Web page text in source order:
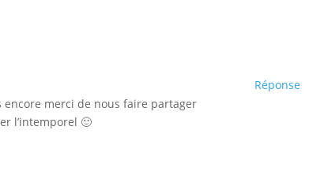
merci de nous faire partager
l’intemporel 🙂
Réponse